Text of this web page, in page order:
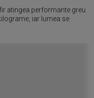
atingea performante greu
iar lumea se